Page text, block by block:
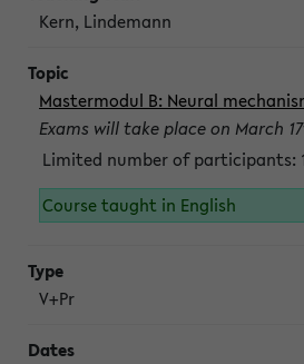
Kern, Lindemann
Mastermodul B: Neural
Exams will take place on March
Limited number of participants:
Course taught in English
V+Pr